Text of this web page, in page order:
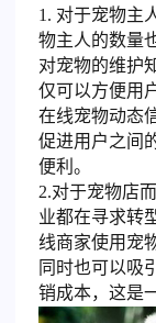
1. 对于宠物主
物主人的数量
对宠物的维护
仅可以方便用
在线宠物动态
促进用户之间
便利。
2.对于宠物店
业都在寻求转
线商家使用宠
同时也可以吸
销成本，这是